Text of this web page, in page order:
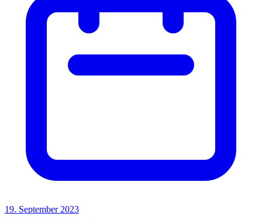
19. September 2023